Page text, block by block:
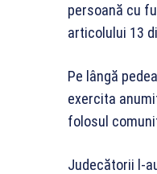
persoană cu
articolului 13
Pe lângă
exercita
folosul
Judecătorii l-